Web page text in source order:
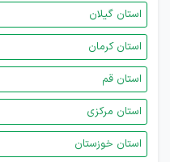
استان گیلان
استان کرمان
استان قم
استان مرکزی
استان خوزستان